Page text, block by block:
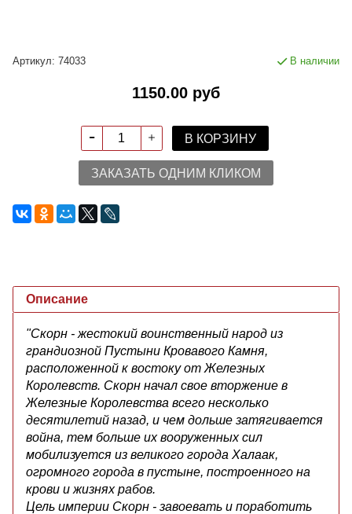
Артикул: 74033 В наличии
1150.00 руб
В КОРЗИНУ
ЗАКАЗАТЬ ОДНИМ КЛИКОМ
Описание
"Скорн - жестокий воинственный народ из
грандиозной Пустыни Кровавого Камня,
расположенной к востоку от Железных
Королевств. Скорн начал свое вторжение в
Железные Королевства всего несколько
десятилетий назад, и чем дольше затягивается
война, тем больше их вооруженных сил
мобилизуется из великого города Халаак,
огромного города в пустыне, построенного на
крови и жизнях рабов.
Цель империи Скорн - завоевать и поработить